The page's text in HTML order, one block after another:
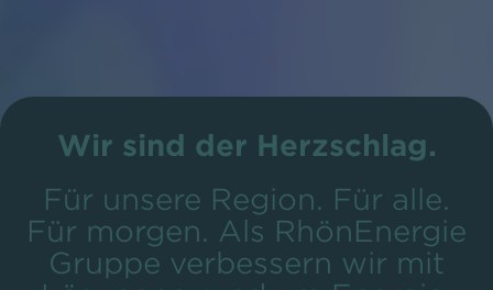
Wir sind der Herzschlag.
Für unsere Region. Für alle.
Für morgen. Als RhönEnergie
Gruppe verbessern wir mit